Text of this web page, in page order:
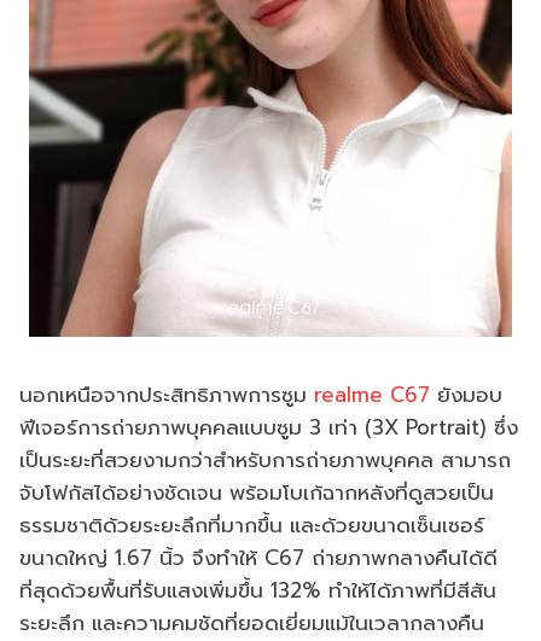
นอกเหนือจากประสิทธิภาพการซูม realme C67 ยังมอบ
ฟีเจอร์การถ่ายภาพบุคคลแบบซูม 3 เท่า (3X Portrait) ซึ่ง
เป็นระยะที่สวยงามกว่าสำหรับการถ่ายภาพบุคคล สามารถ
จับโฟกัสได้อย่างชัดเจน พร้อมโบเก้ฉากหลังที่ดูสวยเป็น
ธรรมชาติด้วยระยะลึกที่มากขึ้น และด้วยขนาดเซ็นเซอร์
ขนาดใหญ่ 1.67 นิ้ว จึงทำให้ C67 ถ่ายภาพกลางคืนได้ดี
ที่สุดด้วยพื้นที่รับแสงเพิ่มขึ้น 132% ทำให้ได้ภาพที่มีสีสัน
ระยะลึก และความคมชัดที่ยอดเยี่ยมแม้ในเวลากลางคืน